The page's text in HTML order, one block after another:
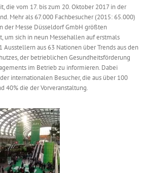
die vom 17. bis zum 20. Oktober 2017 in der
Mehr als 67.000 Fachbesucher (2015: 65.000)
der Messe Düsseldorf GmbH größten
um sich in neun Messehallen auf erstmals
aus 63 Nationen über Trends aus den
der betrieblichen Gesundheitsförderung
im Betrieb zu informieren. Dabei
internationalen Besucher, die aus über 100
40% die der Vorveranstaltung.